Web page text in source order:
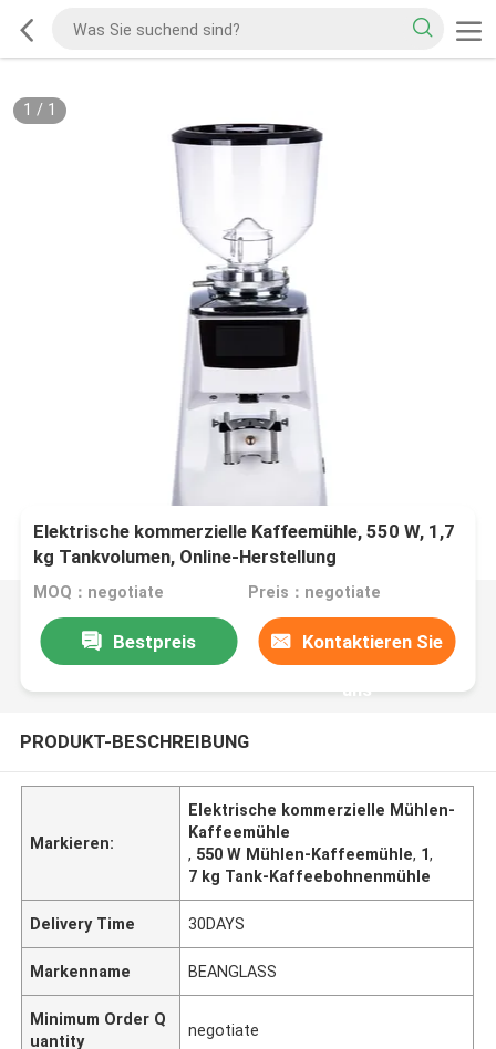
1 / 1
Elektrische kommerzielle Kaffeemühle, 550 W, 1,7
kg Tankvolumen, Online-Herstellung
MOQ：negotiate Preis：negotiate
Bestpreis Kontaktieren Sie
uns
PRODUKT-BESCHREIBUNG
Markieren:
Elektrische kommerzielle Mühlen-
Kaffeemühle
, 550 W Mühlen-Kaffeemühle, 1,
7 kg Tank-Kaffeebohnenmühle
Delivery Time 30DAYS
Markenname BEANGLASS
Minimum Order Q
uantity
negotiate